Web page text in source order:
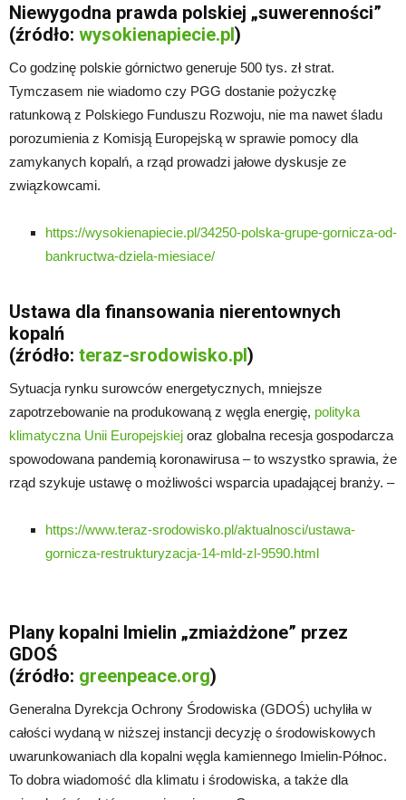
Niewygodna prawda polskiej „suwerenności”
(źródło: wysokienapiecie.pl)
Co godzinę polskie górnictwo generuje 500 tys. zł strat.
Tymczasem nie wiadomo czy PGG dostanie pożyczkę
ratunkową z Polskiego Funduszu Rozwoju, nie ma nawet śladu
porozumienia z Komisją Europejską w sprawie pomocy dla
zamykanych kopalń, a rząd prowadzi jałowe dyskusje ze
związkowcami.
https://wysokienapiecie.pl/34250-polska-grupe-gornicza-od-
bankructwa-dziela-miesiace/
Ustawa dla finansowania nierentownych
kopalń
(źródło: teraz-srodowisko.pl)
Sytuacja rynku surowców energetycznych, mniejsze
zapotrzebowanie na produkowaną z węgla energię, polityka
klimatyczna Unii Europejskiej oraz globalna recesja gospodarcza
spowodowana pandemią koronawirusa – to wszystko sprawia, że
rząd szykuje ustawę o możliwości wsparcia upadającej branży. –
https://www.teraz-srodowisko.pl/aktualnosci/ustawa-
gornicza-restrukturyzacja-14-mld-zl-9590.html
Plany kopalni Imielin „zmiażdżone” przez
GDOŚ
(źródło: greenpeace.org)
Generalna Dyrekcja Ochrony Środowiska (GDOŚ) uchyliła w
całości wydaną w niższej instancji decyzję o środowiskowych
uwarunkowaniach dla kopalni węgla kamiennego Imielin-Północ.
To dobra wiadomość dla klimatu i środowiska, a także dla